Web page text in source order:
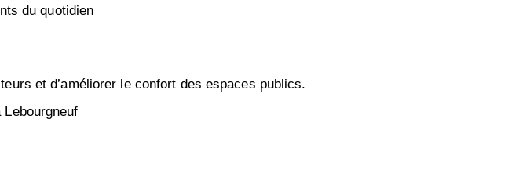
du quotidien
et d’améliorer le confort des espaces publics.